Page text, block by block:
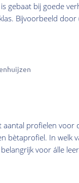
gebaat bij goede
Bijvoorbeeld
aantal profielen
bètaprofiel. In welk
voor álle